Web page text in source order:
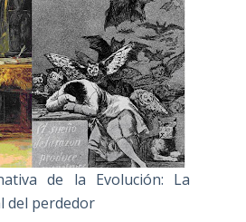
de la Evolución: La
del perdedor